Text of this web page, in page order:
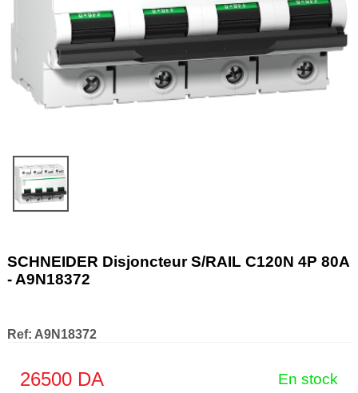
SCHNEIDER Disjoncteur S/RAIL C120N 4P 80A
- A9N18372
Ref: A9N18372
26500DA En stock